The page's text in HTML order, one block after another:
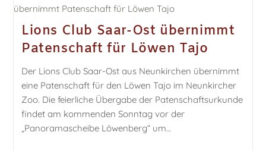
Lions Club Saar-Ost übernimmt
Patenschaft für Löwen Tajo
Der Lions Club Saar-Ost aus Neunkirchen übernimmt
eine Patenschaft für den Löwen Tajo im Neunkircher
Zoo. Die feierliche Übergabe der Patenschaftsurkunde
findet am kommenden Sonntag vor der
„Panoramascheibe Löwenberg“ um…